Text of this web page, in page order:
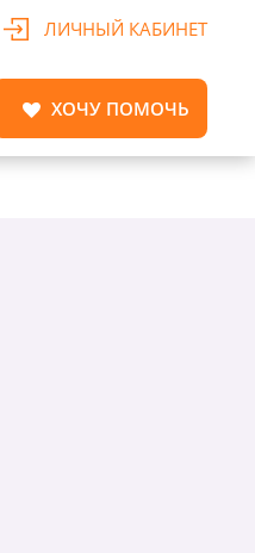
ЛИЧНЫЙ КАБИНЕТ
ХОЧУ ПОМОЧЬ